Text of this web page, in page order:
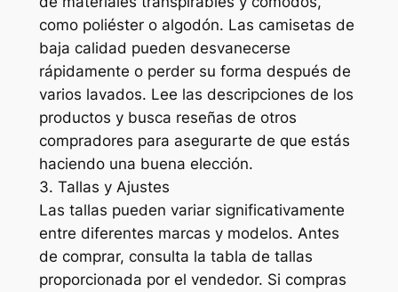
como poliéster o algodón. Las camisetas de
baja calidad pueden desvanecerse
rápidamente o perder su forma después de
varios lavados. Lee las descripciones de los
productos y busca reseñas de otros
compradores para asegurarte de que estás
haciendo una buena elección.
3. Tallas y Ajustes
Las tallas pueden variar significativamente
entre diferentes marcas y modelos. Antes
de comprar, consulta la tabla de tallas
proporcionada por el vendedor. Si compras